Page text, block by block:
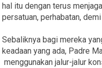
hal itu dengan terus
persatuan, perhabatan, demi
Sebaliknya bagi mereka
keadaan yang ada, Padre
menggunakan jalur-jalur